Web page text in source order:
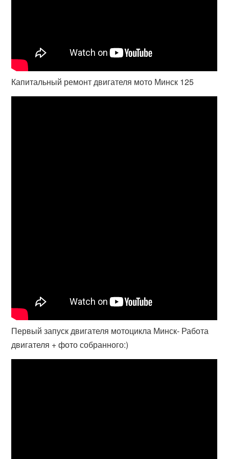
Капитальный ремонт двигателя мото Минск 125
Первый запуск двигателя мотоцикла Минск- Работа
двигателя + фото собранного:)